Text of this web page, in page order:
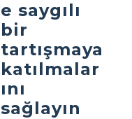
e saygılı
bir
tartışmaya
katılmalar
ını
sağlayın